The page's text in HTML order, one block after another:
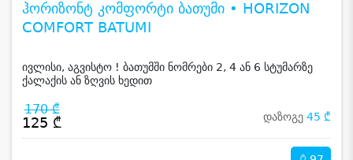
ჰორიზონტ კომფორტი ბათუმი • HORIZON
COMFORT BATUMI
ივლისი, აგვისტო ! ბათუმში ნომრები 2, 4 ან 6 სტუმარზე
ქალაქის ან ზღვის ხედით
170 ₾
125 ₾ დაზოგე 45 ₾